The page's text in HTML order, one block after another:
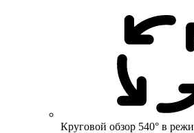
Круговой обзор 540° в